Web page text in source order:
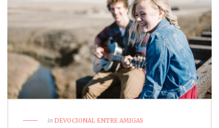
in DEVOCIONAL ENTRE AMIGAS